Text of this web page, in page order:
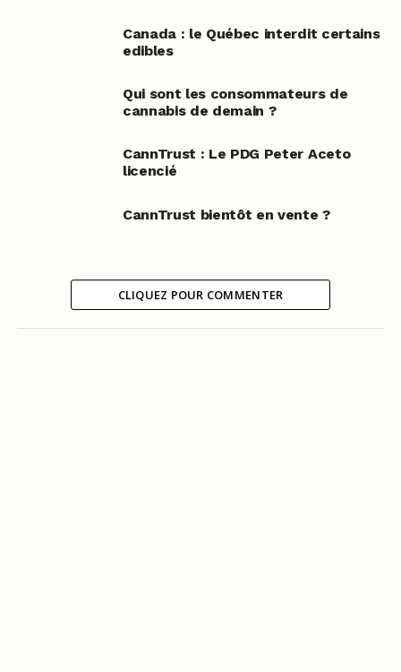
Canada : le Québec interdit certains
edibles
Qui sont les consommateurs de
cannabis de demain ?
CannTrust : Le PDG Peter Aceto
licencié
CannTrust bientôt en vente ?
CLIQUEZ POUR COMMENTER